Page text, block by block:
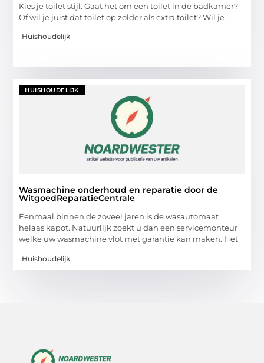
Kies je toilet stijl. Gaat het om een toilet in de badkamer?
Of wil je juist dat toilet op zolder als extra toilet? Wil je
Huishoudelijk
HUISHOUDELIJK
Wasmachine onderhoud en reparatie door de
WitgoedReparatieCentrale
Eenmaal binnen de zoveel jaren is de wasautomaat
helaas kapot. Natuurlijk zoekt u dan een servicemonteur
welke uw wasmachine vlot met garantie kan maken. Het
Huishoudelijk